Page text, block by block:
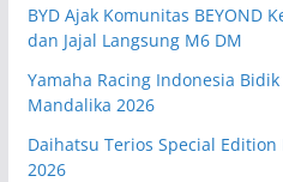
BYD Ajak Komunitas BEYOND
dan Jajal Langsung M6 DM
Yamaha Racing Indonesia Bidik
Mandalika 2026
Daihatsu Terios Special Edition
2026